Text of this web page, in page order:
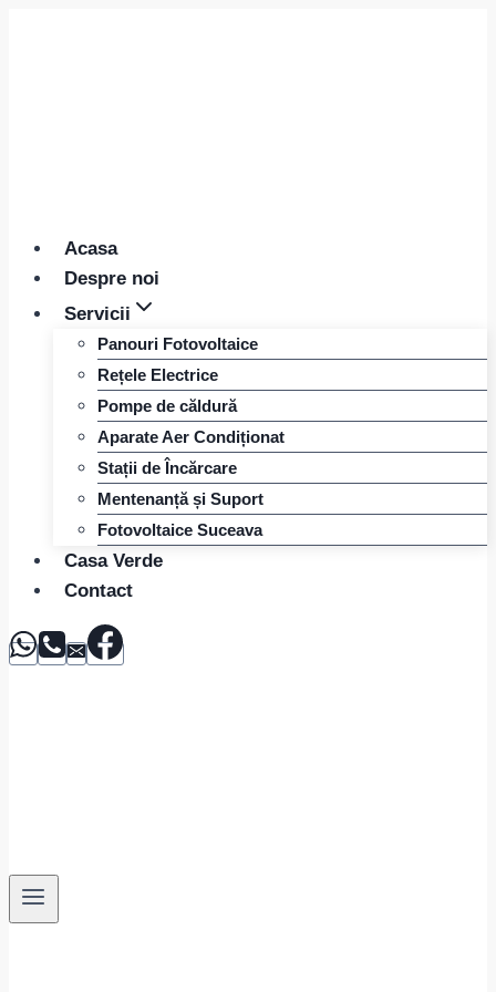
Acasa
Despre noi
Servicii
Panouri Fotovoltaice
Rețele Electrice
Pompe de căldură
Aparate Aer Condiționat
Stații de Încărcare
Mentenanță și Suport
Fotovoltaice Suceava
Casa Verde
Contact